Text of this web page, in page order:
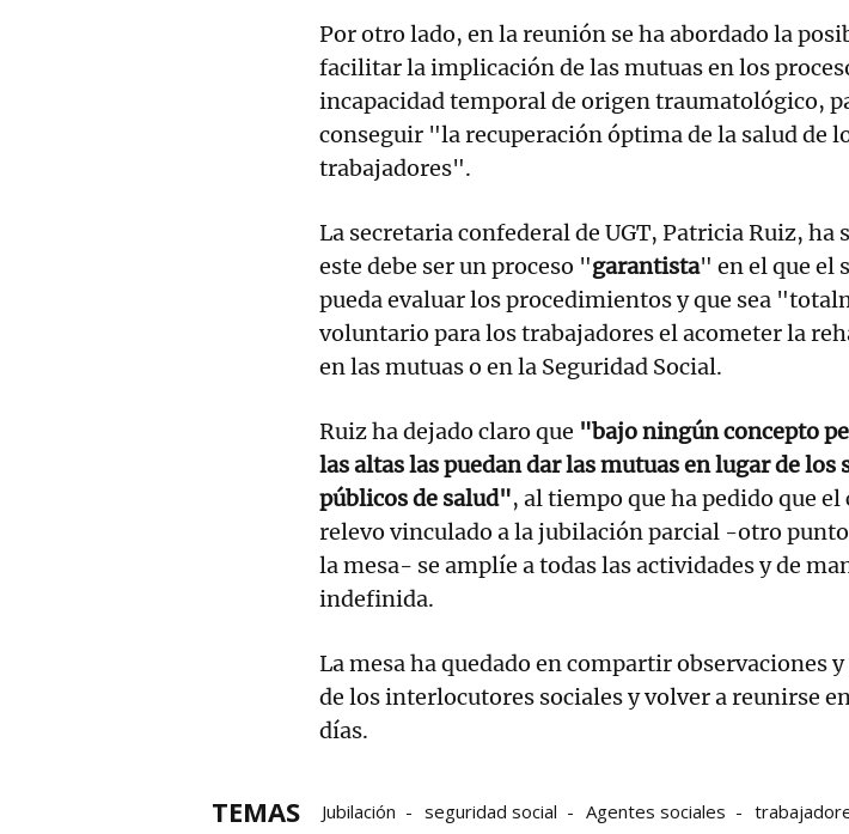
Por otro lado, en la reunión se ha abordado la
facilitar la implicación de las mutuas en los
incapacidad temporal de origen traumatológico,
conseguir "la recuperación óptima de la salud de
trabajadores".
La secretaria confederal de UGT, Patricia Ruiz, ha
este debe ser un proceso "garantista" en el que el
pueda evaluar los procedimientos y que sea
voluntario para los trabajadores el acometer la
en las mutuas o en la Seguridad Social.
Ruiz ha dejado claro que "bajo ningún concepto
las altas las puedan dar las mutuas en lugar de los
públicos de salud", al tiempo que ha pedido que
relevo vinculado a la jubilación parcial -otro
la mesa- se amplíe a todas las actividades y de
indefinida.
La mesa ha quedado en compartir observaciones
de los interlocutores sociales y volver a reunirse
días.
TEMAS Jubilación seguridad social Agentes sociales